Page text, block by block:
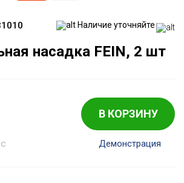
Наличие уточняйте
насадка FEIN, 2 шт
В КОРЗИНУ
Демонстрация